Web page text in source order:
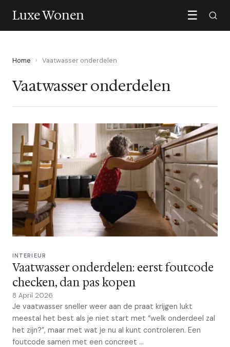
Luxe Wonen ☰
Home › Vaatwasser onderdelen
Vaatwasser onderdelen
INTERIEUR
Vaatwasser onderdelen: eerst foutcode
checken, dan pas kopen
8 April 2026
Je vaatwasser sneller weer aan de praat krijgen lukt
meestal het best als je niet start met “welk onderdeel zal
het zijn?”, maar met wat je nu al kunt controleren. Een
foutcode samen met een concreet ...